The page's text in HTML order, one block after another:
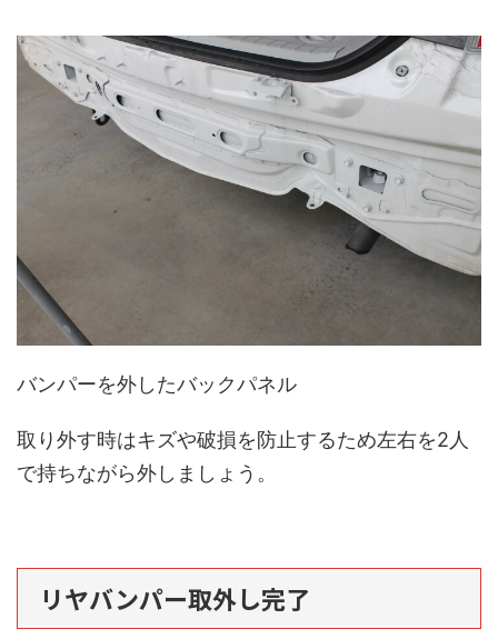
バンパーを外したバックパネル
取り外す時はキズや破損を防止するため左右を2人
で持ちながら外しましょう。
リヤバンパー取外し完了